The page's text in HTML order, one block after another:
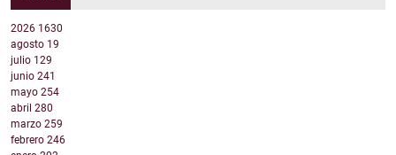
2026 1630
agosto 19
julio 129
junio 241
mayo 254
abril 280
marzo 259
febrero 246